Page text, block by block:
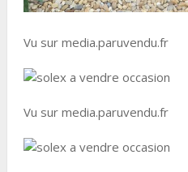
Vu sur media.paruvendu.fr
Vu sur media.paruvendu.fr